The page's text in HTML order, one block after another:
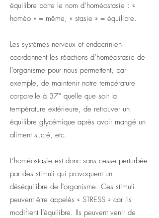
équilibre porte le nom d’homéostasie : «
homéo » = même, « stasie » = équilibre.
Les systèmes nerveux et endocrinien
coordonnent les réactions d’homéostasie de
l’organisme pour nous permettent, par
exemple, de maintenir notre température
corporelle à 37° quelle que soit la
température extérieure, de retrouver un
équilibre glycémique après avoir mangé un
aliment sucré, etc.
L’homéostasie est donc sans cesse perturbée
par des stimuli qui provoquent un
déséquilibre de l’organisme. Ces stimuli
peuvent être appelés « STRESS » car ils
modifient l’équilibre. Ils peuvent venir de